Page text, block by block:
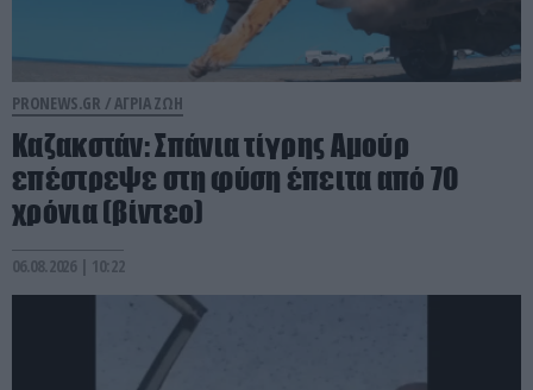
PRONEWS.GR / ΑΓΡΙΑ ΖΩΗ
Καζακστάν: Σπάνια τίγρης Αμούρ
επέστρεψε στη φύση έπειτα από 70
χρόνια (βίντεο)
06.08.2026 | 10:22